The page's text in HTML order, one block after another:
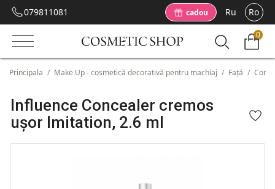
079811081 cadou Ru Ro
0
Principala / Make Up - cosmetică decorativă pentru machiaj / Față /
Influence Concealer cremos
ușor Imitation, 2.6 ml